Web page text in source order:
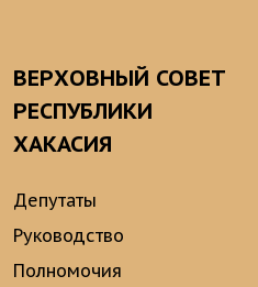
ВЕРХОВНЫЙ СОВЕТ
РЕСПУБЛИКИ
ХАКАСИЯ
Депутаты
Руководство
Полномочия